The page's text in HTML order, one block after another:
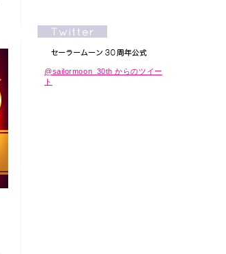
@sailormoon_30th からのツイー
ト